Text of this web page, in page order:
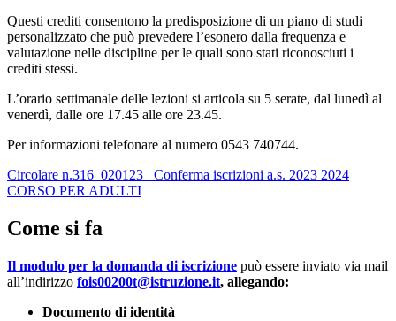
Questi crediti consentono la predisposizione di un piano di studi
personalizzato che può prevedere l’esonero dalla frequenza e
valutazione nelle discipline per le quali sono stati riconosciuti i
crediti stessi.
L’orario settimanale delle lezioni si articola su 5 serate, dal lunedì al
venerdì, dalle ore 17.45 alle ore 23.45.
Per informazioni telefonare al numero 0543 740744.
Circolare n.316_020123_ Conferma iscrizioni a.s. 2023 2024
CORSO PER ADULTI
Come si fa
Il modulo per la domanda di iscrizione può essere inviato via mail
all’indirizzo fois00200t@istruzione.it, allegando:
Documento di identità